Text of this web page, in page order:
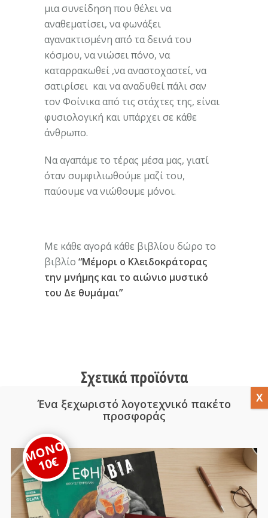
μια συνείδηση που θέλει να
αναθεματίσει, να φωνάξει
αγανακτισμένη από τα δεινά του
κόσμου, να νιώσει πόνο, να
καταρρακωθεί ,να αναστοχαστεί, να
σατιρίσει και να αναδυθεί πάλι σαν
τον Φοίνικα από τις στάχτες της, είναι
φυσιολογική και υπάρχει σε κάθε
άνθρωπο.
Να αγαπάμε το τέρας μέσα μας, γιατί
όταν συμφιλιωθούμε μαζί του,
παύουμε να νιώθουμε μόνοι.
Με κάθε αγορά κάθε βιβλίου δώρο το
βιβλίο “Μέμορι ο Κλειδοκράτορας
την μνήμης και το αιώνιο μυστικό
του Δε θυμάμαι”
Σχετικά προϊόντα
OFFER
Ένα ξεχωριστό λογοτεχνικό πακέτο
προσφοράς
ΜΟΝΟ
10€